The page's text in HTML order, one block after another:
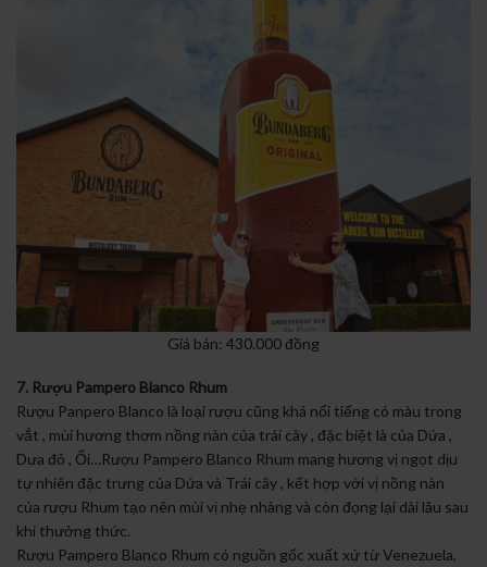
Giá bán: 430.000 đồng
7. Rượu Pampero Blanco Rhum
Rượu Panpero Blanco là loại rượu cũng khá nổi tiếng có màu trong
vắt , mùi hương thơm nồng nàn của trái cây , đặc biệt là của Dứa ,
Dưa đỏ , Ổi…Rượu Pampero Blanco Rhum mang hương vị ngọt dịu
tự nhiên đặc trưng của Dứa và Trái cây , kết hợp với vị nồng nàn
của rượu Rhum tạo nên mùi vị nhẹ nhàng và còn đọng lại dài lâu sau
khi thưởng thức.
Rượu Pampero Blanco Rhum có nguồn gốc xuất xứ từ Venezuela,